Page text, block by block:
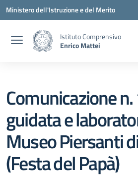
Vai ai contenuti
Vai al menu di navigazione
Vai al footer
Ministero dell'Istruzione e del Merito
Istituto Comprensivo
Enrico Mattei
Comunicazione
guidata e
Museo Piersanti
(Festa del Papà)